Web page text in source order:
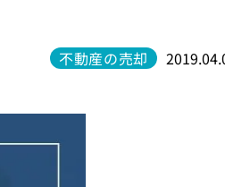
不動産の売却